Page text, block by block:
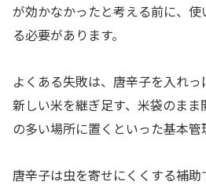
が効かなかったと考える前に、
る必要があります。
よくある失敗は、唐辛子を入れ
新しい米を継ぎ足す、米袋のま
の多い場所に置くといった基本管
唐辛子は虫を寄せにくくする補